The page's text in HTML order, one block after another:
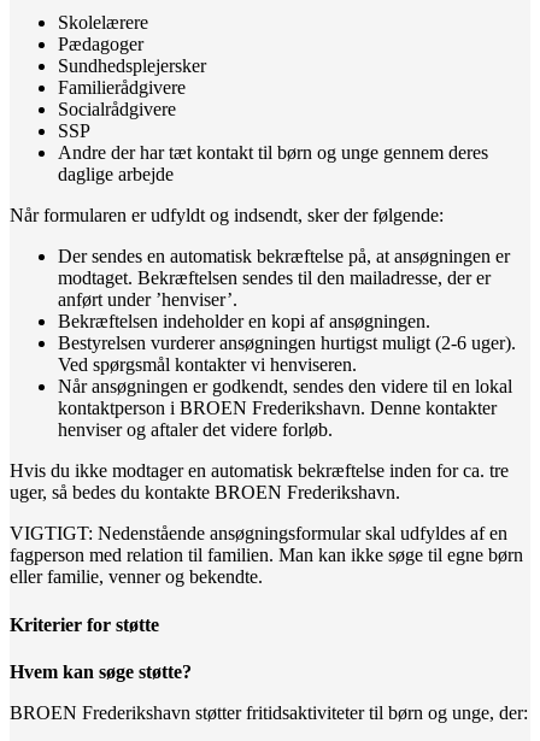
Skolelærere
Pædagoger
Sundhedsplejersker
Familierådgivere
Socialrådgivere
SSP
Andre der har tæt kontakt til børn og unge gennem deres
daglige arbejde
Når formularen er udfyldt og indsendt, sker der følgende:
Der sendes en automatisk bekræftelse på, at ansøgningen er
modtaget. Bekræftelsen sendes til den mailadresse, der er
anført under ’henviser’.
Bekræftelsen indeholder en kopi af ansøgningen.
Bestyrelsen vurderer ansøgningen hurtigst muligt (2-6 uger).
Ved spørgsmål kontakter vi henviseren.
Når ansøgningen er godkendt, sendes den videre til en lokal
kontaktperson i BROEN Frederikshavn. Denne kontakter
henviser og aftaler det videre forløb.
Hvis du ikke modtager en automatisk bekræftelse inden for ca. tre
uger, så bedes du kontakte BROEN Frederikshavn.
VIGTIGT: Nedenstående ansøgningsformular skal udfyldes af en
fagperson med relation til familien. Man kan ikke søge til egne børn
eller familie, venner og bekendte.
Kriterier for støtte
Hvem kan søge støtte?
BROEN Frederikshavn støtter fritidsaktiviteter til børn og unge, der: